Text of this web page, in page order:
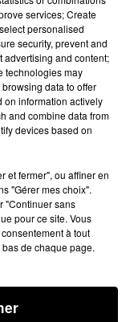
À 08H30
services; Create
personalised
security, prevent and
advertising and content;
technologies may
data to offer
on information actively
and combine data from
devices based on
et fermer", ou affiner en
"Gérer mes choix".
"Continuer sans
pour ce site. Vous
à tout
de chaque page.